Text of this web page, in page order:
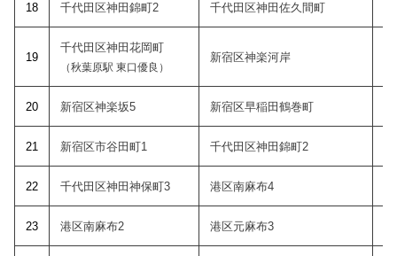
18 千代田区神田錦町2 千代田区神田佐久間町
19
千代田区神田花岡町
（秋葉原駅 東口優良）
新宿区神楽河岸
20 新宿区神楽坂5 新宿区早稲田鶴巻町
21 新宿区市谷田町1 千代田区神田錦町2
22 千代田区神田神保町3 港区南麻布4
23 港区南麻布2 港区元麻布3